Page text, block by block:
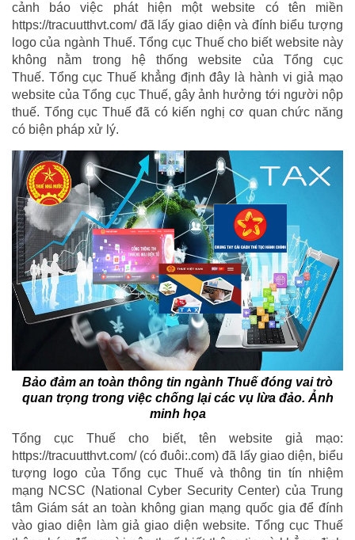
cảnh báo việc phát hiện một website có tên miền
https://tracuutthvt.com/ đã lấy giao diện và đính biểu tượng
logo của ngành Thuế. Tổng cục Thuế cho biết website này
không nằm trong hệ thống website của Tổng cục
Thuế. Tổng cục Thuế khẳng định đây là hành vi giả mạo
website của Tổng cục Thuế, gây ảnh hưởng tới người nộp
thuế. Tổng cục Thuế đã có kiến nghị cơ quan chức năng
có biện pháp xử lý.
Bảo đảm an toàn thông tin ngành Thuế đóng vai trò
quan trọng trong việc chống lại các vụ lừa đảo. Ảnh
minh họa
Tổng cục Thuế cho biết, tên website giả mạo:
https://tracuutthvt.com/ (có đuôi:.com) đã lấy giao diện, biểu
tượng logo của Tổng cục Thuế và thông tin tín nhiệm
mạng NCSC (National Cyber Security Center) của Trung
tâm Giám sát an toàn không gian mạng quốc gia để đính
vào giao diện làm giả giao diện website. Tổng cục Thuế